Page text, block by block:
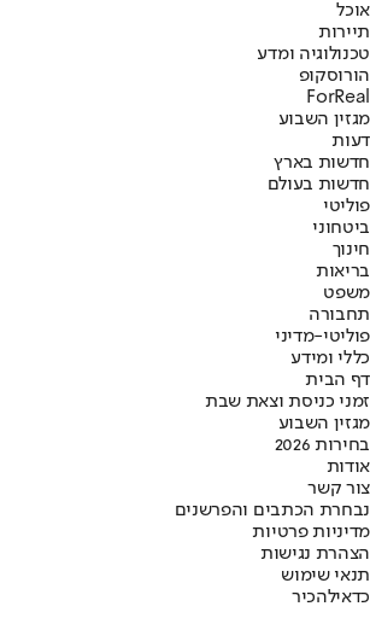
אוכל
תיירות
טכנולוגיה ומדע
הורוסקופ
ForReal
מגזין השבוע
דעות
חדשות בארץ
חדשות בעולם
פוליטי
ביטחוני
חינוך
בריאות
משפט
תחבורה
פוליטי-מדיני
כללי ומידע
דף הבית
זמני כניסת וצאת שבת
מגזין השבוע
בחירות 2026
אודות
צור קשר
נבחרת הכתבים והפרשנים
מדיניות פרטיות
הצהרת נגישות
תנאי שימוש
כדאילהכיר